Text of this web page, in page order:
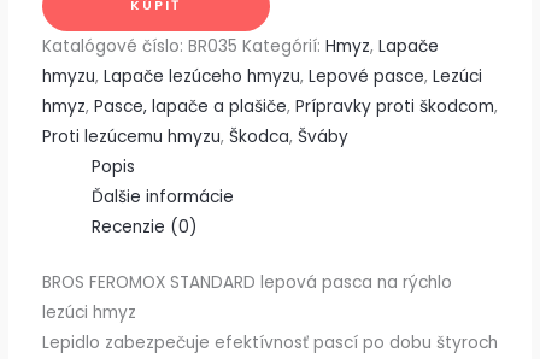
KÚPIŤ
Katalógové číslo: BR035 Kategórií: Hmyz, Lapače
hmyzu, Lapače lezúceho hmyzu, Lepové pasce, Lezúci
hmyz, Pasce, lapače a plašiče, Prípravky proti škodcom,
Proti lezúcemu hmyzu, Škodca, Šváby
Popis
Ďalšie informácie
Recenzie (0)
BROS FEROMOX STANDARD lepová pasca na rýchlo
lezúci hmyz
Lepidlo zabezpečuje efektívnosť pascí po dobu štyroch